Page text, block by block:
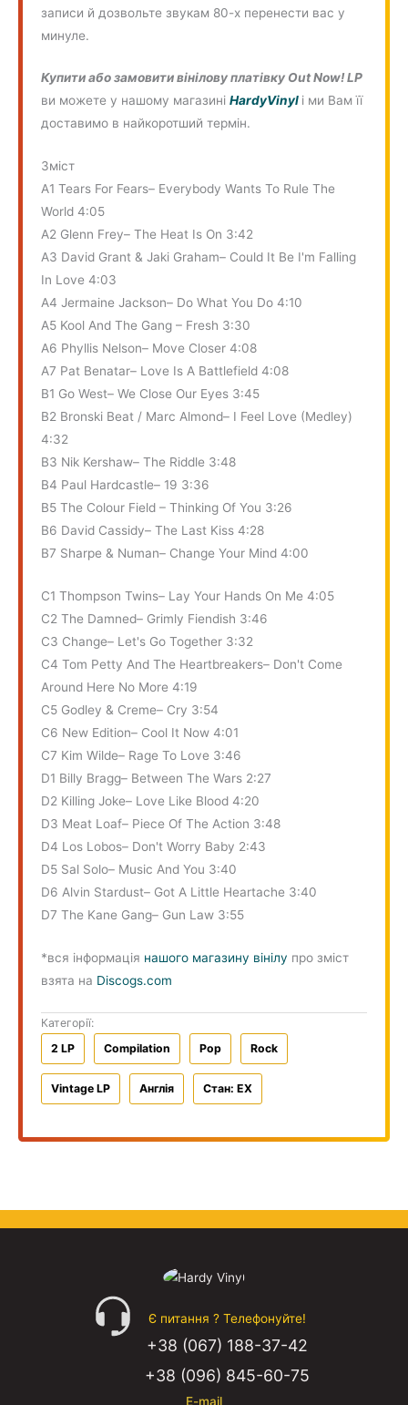
записи й дозвольте звукам 80-х перенести вас у
минуле.
Купити або замовити вінілову платівку Out Now! LP
ви можете у нашому магазиніHardyVinyl і ми Вам її
доставимо в найкоротший термін.
Зміст
A1 Tears For Fears– Everybody Wants To Rule The
World 4:05
A2 Glenn Frey– The Heat Is On 3:42
A3 David Grant & Jaki Graham– Could It Be I'm Falling
In Love 4:03
A4 Jermaine Jackson– Do What You Do 4:10
A5 Kool And The Gang – Fresh 3:30
A6 Phyllis Nelson– Move Closer 4:08
A7 Pat Benatar– Love Is A Battlefield 4:08
B1 Go West– We Close Our Eyes 3:45
B2 Bronski Beat / Marc Almond– I Feel Love (Medley)
4:32
B3 Nik Kershaw– The Riddle 3:48
B4 Paul Hardcastle– 19 3:36
B5 The Colour Field – Thinking Of You 3:26
B6 David Cassidy– The Last Kiss 4:28
B7 Sharpe & Numan– Change Your Mind 4:00
C1 Thompson Twins– Lay Your Hands On Me 4:05
C2 The Damned– Grimly Fiendish 3:46
C3 Change– Let's Go Together 3:32
C4 Tom Petty And The Heartbreakers– Don't Come
Around Here No More 4:19
C5 Godley & Creme– Cry 3:54
C6 New Edition– Cool It Now 4:01
C7 Kim Wilde– Rage To Love 3:46
D1 Billy Bragg– Between The Wars 2:27
D2 Killing Joke– Love Like Blood 4:20
D3 Meat Loaf– Piece Of The Action 3:48
D4 Los Lobos– Don't Worry Baby 2:43
D5 Sal Solo– Music And You 3:40
D6 Alvin Stardust– Got A Little Heartache 3:40
D7 The Kane Gang– Gun Law 3:55
*вся інформація нашого магазину вінілу про зміст
взята на Discogs.com
Категорії:
2 LP
Compilation Pop Rock
Vintage LP Англiя Стан: EX
Є питання ? Телефонуйте!
+38 (067) 188-37-42
+38 (096) 845-60-75
E-mail